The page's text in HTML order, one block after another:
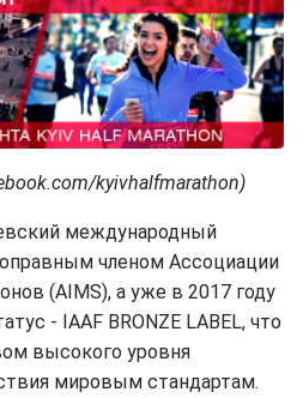
kyivhalfmarathon)
международный
членом Ассоциации
(AIMS), а уже в 2017 году
- IAAF BRONZE LABEL, что
высокого уровня
мировым стандартам.